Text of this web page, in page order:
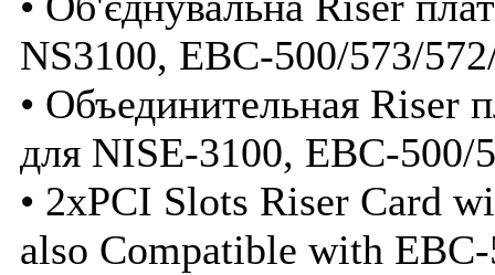
NS3100, EBC-500/573/
• Объединительная Riser
для NISE-3100, EBC-500/
• 2xPCI Slots Riser Card
also Compatible with